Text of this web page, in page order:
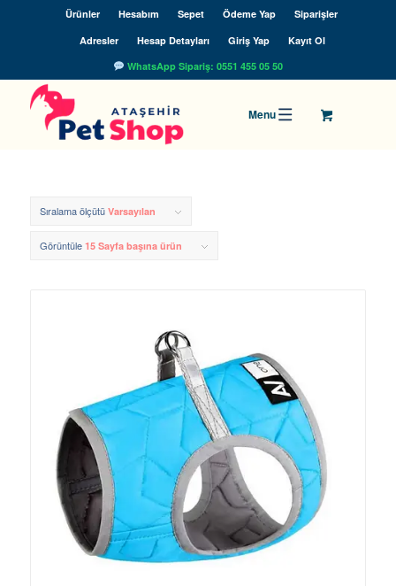
Ürünler Hesabım Sepet Ödeme Yap
Siparişler
Adresler
Hesap Detayları Giriş Yap
Kayıt Ol
WhatsApp Sipariş: 0551 455 05 50
Sıralama ölçütü Varsayılan
Görüntüle 15 Sayfa başına ürün